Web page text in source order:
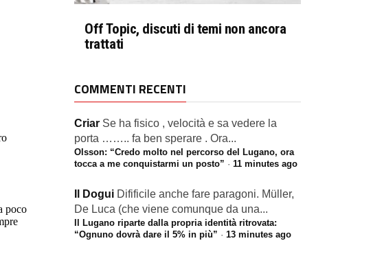
Off Topic, discuti di temi non ancora
trattati
COMMENTI RECENTI
Criar Se ha fisico , velocità e sa vedere la
porta …….. fa ben sperare . Ora...
Olsson: “Credo molto nel percorso del Lugano, ora
tocca a me conquistarmi un posto” · 11 minutes ago
Il Dogui Difificile anche fare paragoni. Müller,
De Luca (che viene comunque da una...
Il Lugano riparte dalla propria identità ritrovata:
“Ognuno dovrà dare il 5% in più” · 13 minutes ago